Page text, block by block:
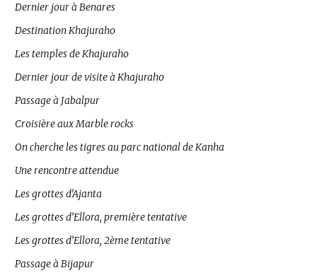
Dernier jour à Benares
Destination Khajuraho
Les temples de Khajuraho
Dernier jour de visite à Khajuraho
Passage à Jabalpur
Croisière aux Marble rocks
On cherche les tigres au parc national de Kanha
Une rencontre attendue
Les grottes d’Ajanta
Les grottes d’Ellora, première tentative
Les grottes d’Ellora, 2ème tentative
Passage à Bijapur